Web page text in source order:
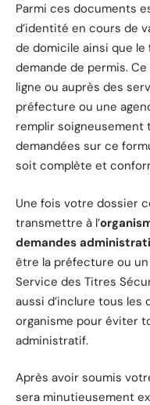
Parmi ces documents
d’identité en cours de
de domicile ainsi que
demande de permis.
ligne ou auprès des
préfecture ou une
remplir
demandées sur ce
soit complète et
Une fois votre dossier
transmettre à l’
demandes
être la préfecture ou
Service des Titres
aussi d’inclure tous
organisme pour éviter
administratif.
Après avoir soumis
sera minutieusement